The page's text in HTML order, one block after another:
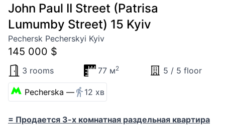
John Paul II Street (Patrisa
Lumumby Street) 15 Kyiv
Pechersk Pecherskyi Kyiv
145 000 $
3 rooms 77 м2 5 / 5 floor
Pecherska — 12 хв
= Продается 3-х комнатная раздельная квартира